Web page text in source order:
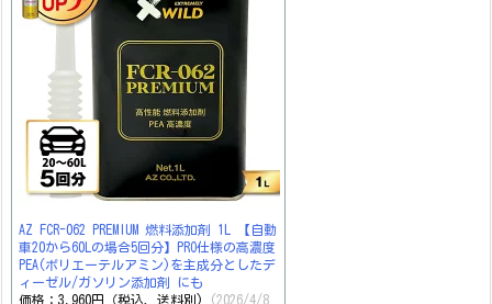
AZ FCR-062 PREMIUM 燃料添加剤 1L 【自動
車20から60Lの場合5回分】PRO仕様の高濃度
PEA(ポリエーテルアミン)を主成分としたデ
ィーゼル/ガソリン添加剤 にも
価格：3,960円（税込、送料別)
(2026/4/8